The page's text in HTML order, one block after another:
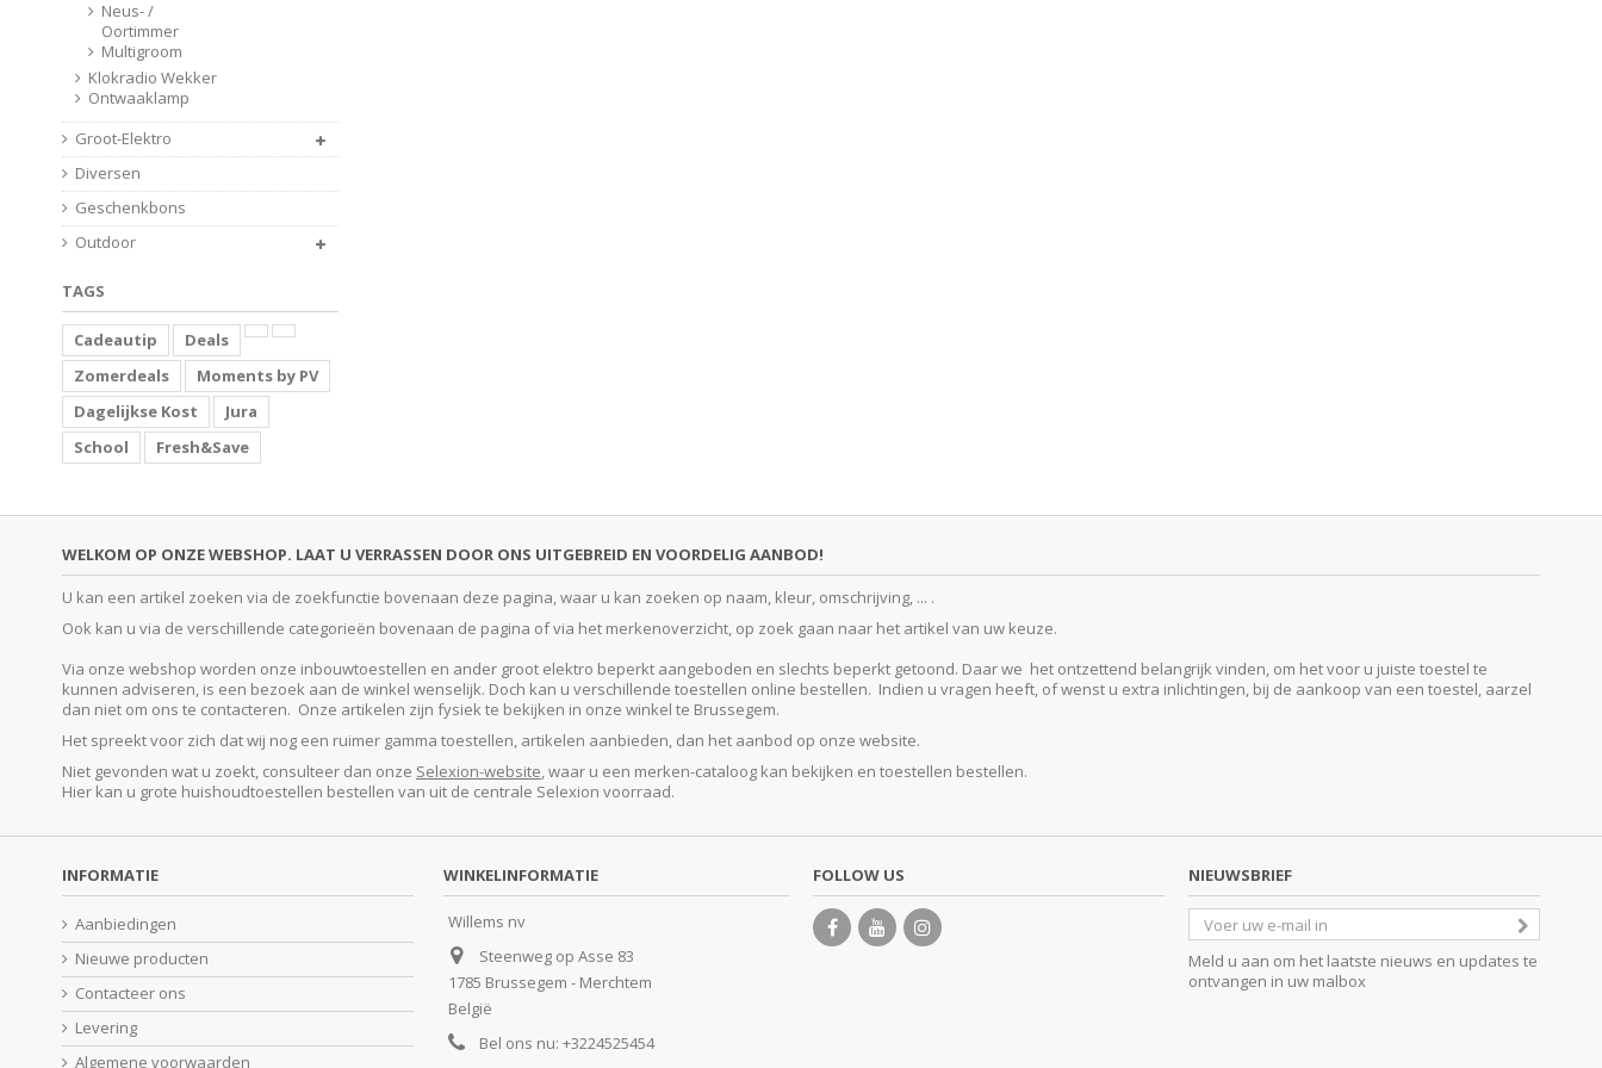
Neus- /
Oortimmer
Multigroom
Klokradio Wekker
Ontwaaklamp
Groot-Elektro
Diversen
Geschenkbons
Outdoor
TAGS
Cadeautip
Deals
Zomerdeals
Moments by PV
Dagelijkse Kost
Jura
School
Fresh&Save
WELKOM OP ONZE WEBSHOP. LAAT U VERRASSEN DOOR ONS UITGEBREID EN VOORDELIG AANBOD!
U kan een artikel zoeken via de zoekfunctie bovenaan deze pagina, waar u kan zoeken op naam, kleur, omschrijving, ... .
Ook kan u via de verschillende categorieën bovenaan de pagina of via het merkenoverzicht, op zoek gaan naar het artikel van uw keuze.
Via onze webshop worden onze inbouwtoestellen en ander groot elektro beperkt aangeboden en slechts beperkt getoond. Daar we het ontzettend belangrijk vinden, om het voor u juiste toestel te
kunnen adviseren, is een bezoek aan de winkel wenselijk. Doch kan u verschillende toestellen online bestellen. Indien u vragen heeft, of wenst u extra inlichtingen, bij de aankoop van een toestel, aarzel
dan niet om ons te contacteren. Onze artikelen zijn fysiek te bekijken in onze winkel te Brussegem.
Het spreekt voor zich dat wij nog een ruimer gamma toestellen, artikelen aanbieden, dan het aanbod op onze website.
Niet gevonden wat u zoekt, consulteer dan onze Selexion-website, waar u een merken-cataloog kan bekijken en toestellen bestellen.
Hier kan u grote huishoudtoestellen bestellen van uit de centrale Selexion voorraad.
INFORMATIE
Aanbiedingen
Nieuwe producten
Contacteer ons
Levering
Algemene voorwaarden
WINKELINFORMATIE
Willems nv
Steenweg op Asse 83
1785 Brussegem - Merchtem
België
Bel ons nu: +3224525454
FOLLOW US NIEUWSBRIEF
Meld u aan om het laatste nieuws en updates te
ontvangen in uw malbox